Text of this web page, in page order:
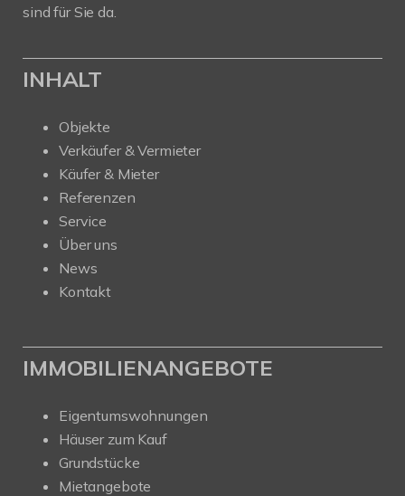
sind für Sie da.
INHALT
Objekte
Verkäufer & Vermieter
Käufer & Mieter
Referenzen
Service
Über uns
News
Kontakt
IMMOBILIENANGEBOTE
Eigentumswohnungen
Häuser zum Kauf
Grundstücke
Mietangebote